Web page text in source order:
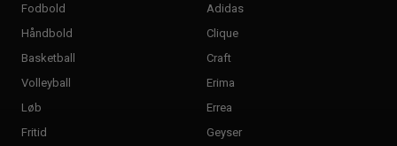
Fodbold
Håndbold
Basketball
Volleyball
Løb
Fritid
Adidas
Clique
Craft
Erima
Errea
Geyser